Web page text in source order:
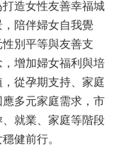
造女性友善幸福城
陪伴婦女自我覺
別平等與友善支
增加婦女福利與培
從孕期支持、家庭
多元家庭需求，市
就業、家庭等階段
健前行。